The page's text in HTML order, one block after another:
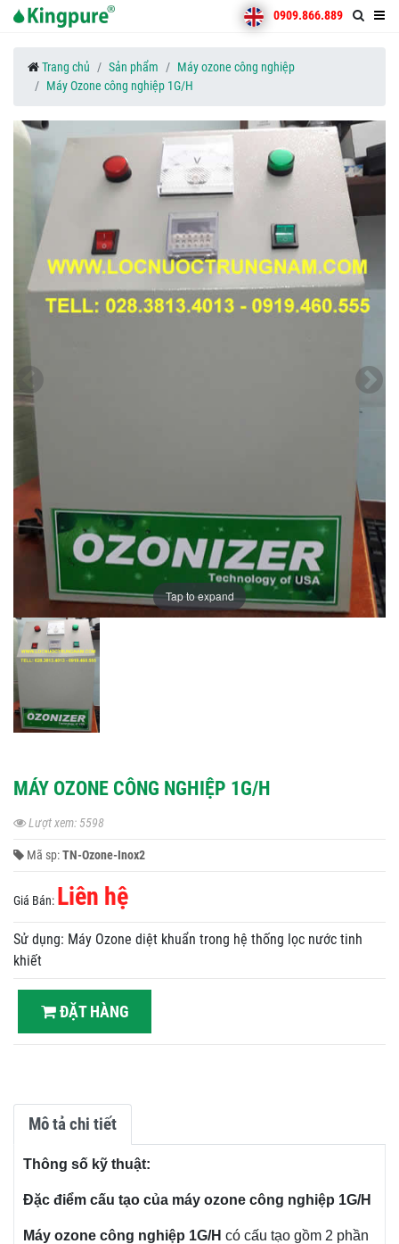
0909.866.889
Trang chủ Sản phẩm
Máy ozone công nghiệp
Máy Ozone công nghiệp 1G/H
Tap to expand
MÁY OZONE CÔNG NGHIỆP 1G/H
Lượt xem: 5598
Mã sp:TN-Ozone-Inox2
Giá Bán: Liên hệ
Sử dụng: Máy Ozone diệt khuẩn trong hệ thống lọc nước tinh
khiết
ĐẶT HÀNG
Mô tả chi tiết
Thông số kỹ thuật:
Đặc điểm cấu tạo của máy ozone công nghiệp 1G/H
Máy ozone công nghiệp 1G/H có cấu tạo gồm 2 phần